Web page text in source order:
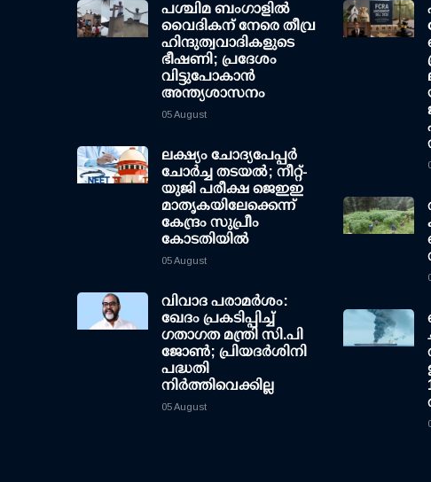
പശ്ചിമ ബംഗാളിൽ
വൈദികന് നേരെ തീവ്ര
ഹിന്ദുത്വവാദികളുടെ
ഭീഷണി; പ്രദേശം
വിട്ടുപോകാൻ
അന്ത്യശാസനം
05 August
ലക്ഷ്യം ചോദ്യപേപ്പര്‍
ചോര്‍ച്ച തടയല്‍; നീറ്റ്-
യുജി പരീക്ഷ ജെഇഇ
മാതൃകയിലേക്കെന്ന്
കേന്ദ്രം സുപ്രീം
കോടതിയില്‍
05 August
വിവാദ പരാമര്‍ശം:
ഖേദം പ്രകടിപ്പിച്ച്
ഗതാഗത മന്ത്രി സി.പി
ജോണ്‍; പ്രിയദര്‍ശിനി
പദ്ധതി
നിര്‍ത്തിവെക്കില്ല
05 August